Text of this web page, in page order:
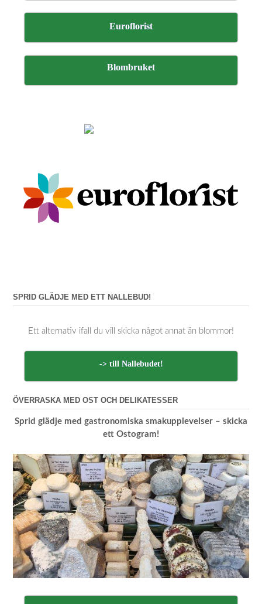
Euroflorist
Blombruket
SPRID GLÄDJE MED ETT NALLEBUD!
Ett alternativ ifall du vill skicka något annat än blommor!
-> till Nallebudet!
ÖVERRASKA MED OST OCH DELIKATESSER
Sprid glädje med gastronomiska smakupplevelser – skicka
ett Ostogram!